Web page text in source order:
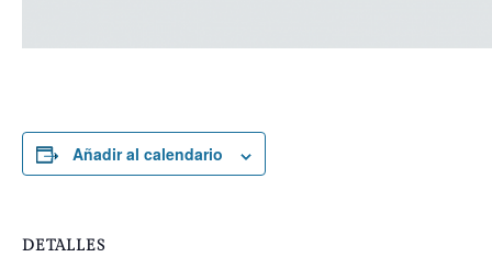
Añadir al calendario
DETALLES